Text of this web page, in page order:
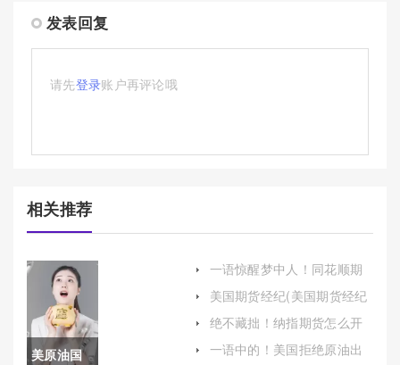
发表回复
请先登录账户再评论哦
相关推荐
美原油国
一语惊醒梦中人！同花顺期
金安排以应对保证金比例的
变化）
美国期货经纪(美国期货经纪
绝不藏拙！纳指期货怎么开
一语中的！美国拒绝原油出